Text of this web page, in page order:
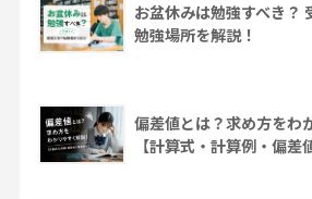
お盆休みは勉強すべき？
勉強場所を解説！
偏差値とは？求め方をわ
【計算式・計算例・偏差